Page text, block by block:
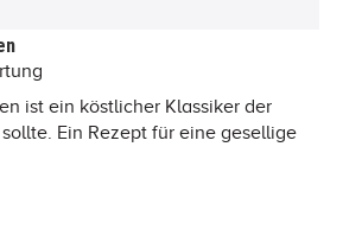
ist ein köstlicher Klassiker der
Ein Rezept für eine gesellige